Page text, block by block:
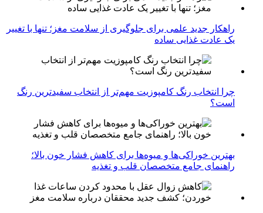
راهکار جدید علمی برای جلوگیری از سلامت مغز؛ تنها با تغییر
یک عادت غذایی ساده
چرا انتخاب رنگ کامپوزیت مهم‌تر از انتخاب سفیدترین رنگ
است؟
بهترین خوراکی‌ها و میوه‌ها برای کاهش فشار خون بالا؛
راهنمای جامع متخصصان قلب و تغذیه